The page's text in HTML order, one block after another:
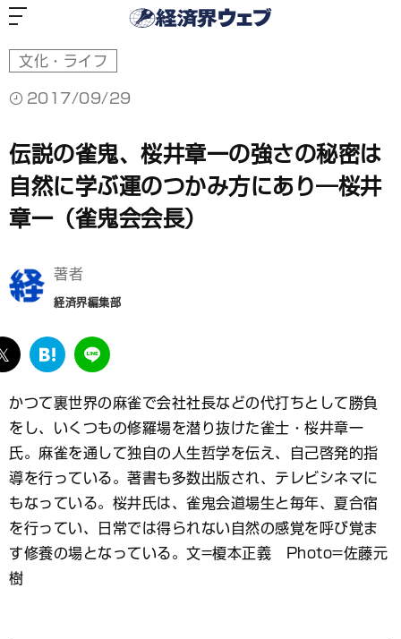
文化・ライフ
2017/09/29
伝説の雀鬼、桜井章一の強さの秘密は
自然に学ぶ運のつかみ方にあり―桜井
章一（雀鬼会会長）
著者
経済界編集部
twitter
は
な
ブ
ッ
ク
マ
ー
ク
LINE
かつて裏世界の麻雀で会社社長などの代打ちとして勝負
をし、いくつもの修羅場を潜り抜けた雀士・桜井章一
氏。麻雀を通して独自の人生哲学を伝え、自己啓発的指
導を行っている。著書も多数出版され、テレビシネマに
もなっている。桜井氏は、雀鬼会道場生と毎年、夏合宿
を行ってい、日常では得られない自然の感覚を呼び覚ま
す修養の場となっている。文=榎本正義 Photo=佐藤元
樹